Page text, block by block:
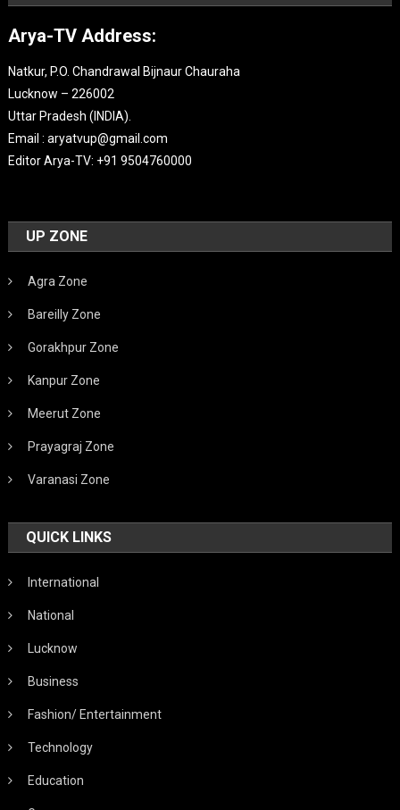
Arya-TV Address:
Natkur, P.O. Chandrawal Bijnaur Chauraha
Lucknow – 226002
Uttar Pradesh (INDIA).
Email : aryatvup@gmail.com
Editor Arya-TV: +91 9504760000
UP ZONE
Agra Zone
Bareilly Zone
Gorakhpur Zone
Kanpur Zone
Meerut Zone
Prayagraj Zone
Varanasi Zone
QUICK LINKS
International
National
Lucknow
Business
Fashion/ Entertainment
Technology
Education